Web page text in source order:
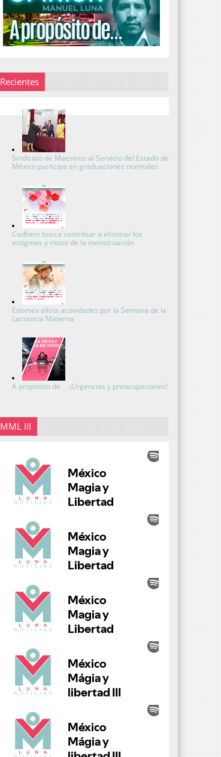
Recientes
Sindicato de Maestros al Servicio del Estado de
México participa en graduaciones normales
Codhem busca contribuir a eliminar los
estigmas y mitos de la menstruación
Edomex alista actividades por la Semana de la
Lactancia Materna
A propósito de… ¡Urgencias y preocupaciones!
MML III